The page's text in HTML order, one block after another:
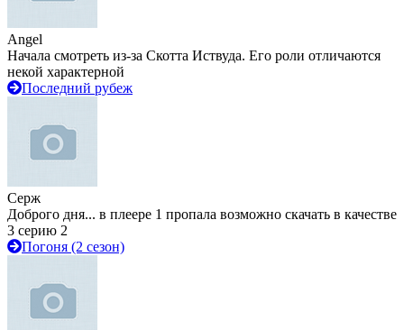
Angel
Начала смотреть из-за Скотта Иствуда. Его роли отличаются
некой характерной
Последний рубеж
Серж
Доброго дня... в плеере 1 пропала возможно скачать в качестве
3 серию 2
Погоня (2 сезон)